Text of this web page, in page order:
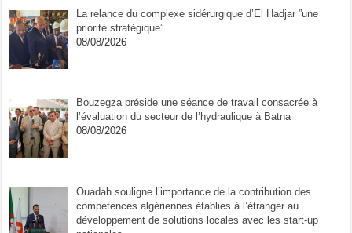
La relance du complexe sidérurgique d’El Hadjar ”une
priorité stratégique”
08/08/2026
Bouzegza préside une séance de travail consacrée à
l’évaluation du secteur de l’hydraulique à Batna
08/08/2026
Ouadah souligne l’importance de la contribution des
compétences algériennes établies à l’étranger au
développement de solutions locales avec les start-up